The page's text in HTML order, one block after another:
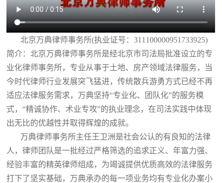
北京万典律师事务所(执业证号：311100000951733925)
简介：北京万典律师事务所是经北京市司法局批准设立的专
业化律师事务所，专业从事于土地、房产领域法律服务，当
今时代律师行业发展突飞猛进，传统散兵游勇方式已经不再
适应法律服务需求，万典坚持“专业化、团队化”的服务模
式，“精诚协作、术业专攻”的执业理念，在司法实践中体现
出无比的优越性并取得辉煌的成就。
万典律师事务所主任王卫洲是社会公认的有良知的法律
人，律师团队是一批经过严格筛选的追求正义、年富力强、
经验丰富的精英律师组成，为竭诚提供优质高效的法律服务
打下了坚实基础，万典承办的每一项业务均有专业化办案小